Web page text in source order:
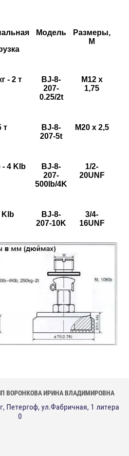
Модель
Размеры,
М
- 2 т
BJ-8-
207-
0.25/2t
M12 x
1,75
т
BJ-8-
207-5t
M20 x 2,5
- 4 Klb
BJ-8-
207-
500lb/4K
1/2-
20UNF
Klb
BJ-8-
207-10K
3/4-
16UNF
ИП ВОРОНКОВА ИРИНА ВЛАДИМИРОВНА
Петергоф, ул.Фабричная, 1 литера
0